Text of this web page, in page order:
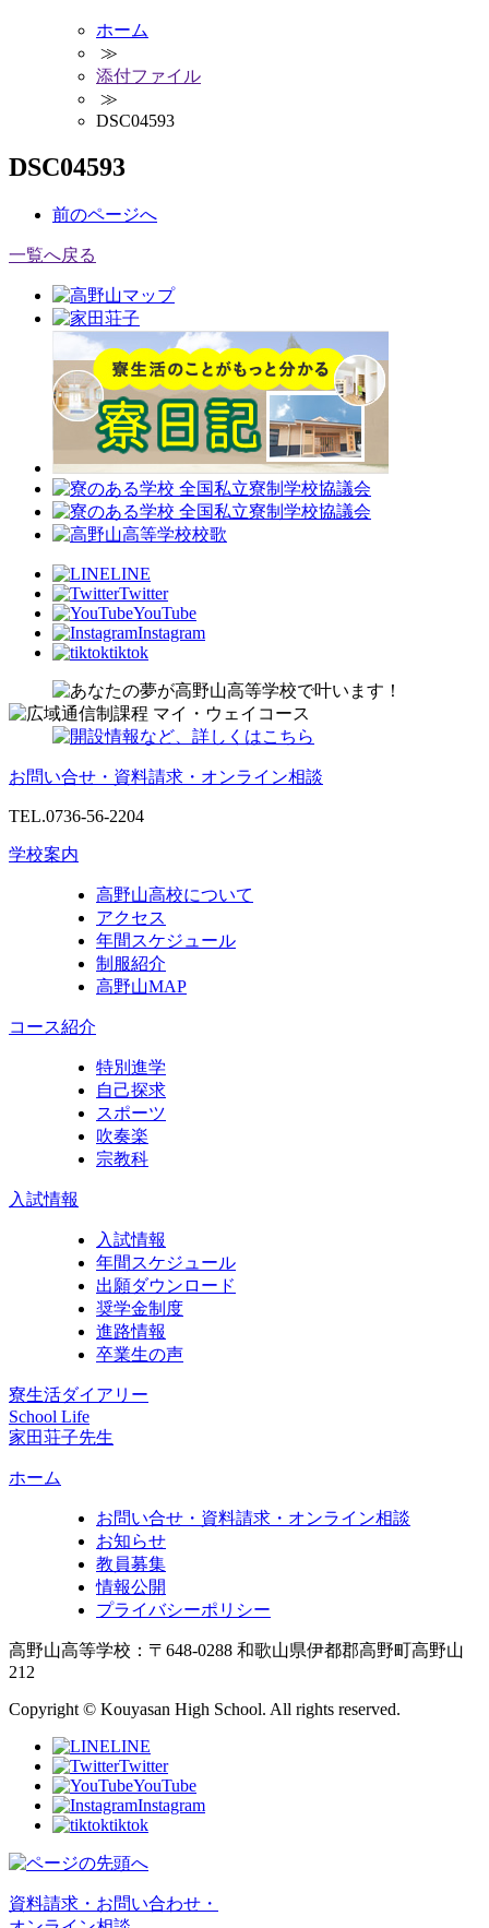
ホーム
≫
添付ファイル
≫
DSC04593
DSC04593
前のページへ
一覧へ戻る
LINE
Twitter
YouTube
Instagram
tiktok
お問い合せ・資料請求・オンライン相談
TEL.0736-56-2204
学校案内
高野山高校について
アクセス
年間スケジュール
制服紹介
高野山MAP
コース紹介
特別進学
自己探求
スポーツ
吹奏楽
宗教科
入試情報
入試情報
年間スケジュール
出願ダウンロード
奨学金制度
進路情報
卒業生の声
寮生活ダイアリー
School Life
家田荘子先生
ホーム
お問い合せ・資料請求・オンライン相談
お知らせ
教員募集
情報公開
プライバシーポリシー
高野山高等学校：〒648-0288 和歌山県伊都郡高野町高野山
212
Copyright © Kouyasan High School. All rights reserved.
LINE
Twitter
YouTube
Instagram
tiktok
資料請求・お問い合わせ・